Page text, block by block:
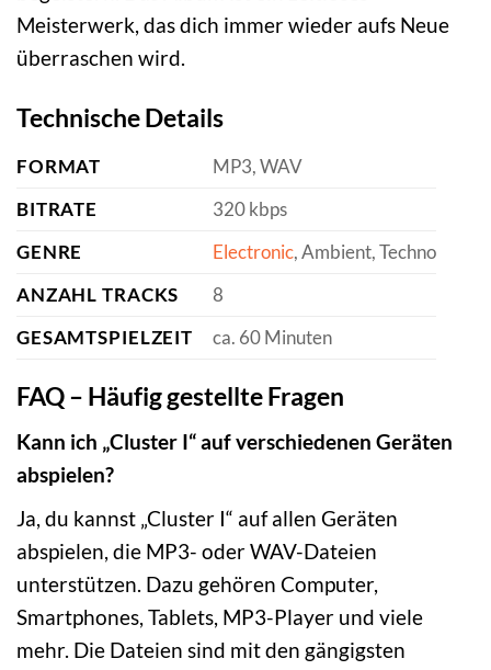
Meisterwerk, das dich immer wieder aufs Neue
überraschen wird.
Technische Details
FORMAT
MP3, WAV
BITRATE
320 kbps
GENRE
Electronic, Ambient, Techno
ANZAHL TRACKS
8
GESAMTSPIELZEIT
ca. 60 Minuten
FAQ – Häufig gestellte Fragen
Kann ich „Cluster I“ auf verschiedenen Geräten
abspielen?
Ja, du kannst „Cluster I“ auf allen Geräten
abspielen, die MP3- oder WAV-Dateien
unterstützen. Dazu gehören Computer,
Smartphones, Tablets, MP3-Player und viele
mehr. Die Dateien sind mit den gängigsten